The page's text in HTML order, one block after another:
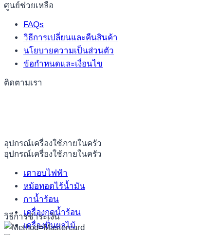
อุปกรณ์เครื่องใช้ภายในครัว
อุปกรณ์เครื่องใช้ภายในครัว
เตาอบไฟฟ้า
หม้อทอดไร้น้ำมัน
กาน้ำร้อน
เครื่องกดน้ำร้อน
เครื่องปั่นผลไม้
ศูนย์ช่วยเหลือ
FAQs
วิธีการเปลี่ยนและคืนสินค้า
นโยบายความเป็นส่วนตัว
ข้อกำหนดและเงื่อนไข
ติดตามเรา
วิธีการชำระเงิน